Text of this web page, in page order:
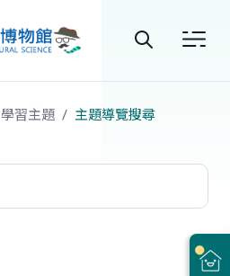
站
尋
學習主題 主題導覽搜尋